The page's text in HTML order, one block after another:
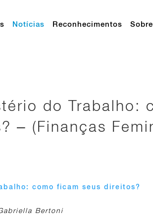
Notícias Reconhecimentos Sobre
do Trabalho:
– (Finanças
como ficam seus direitos?
Bertoni